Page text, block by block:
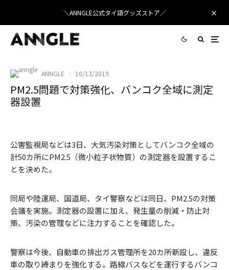
＼ANNGLE公式タイ語グッズストア／
ANNGLE · 10/13/2019
PM2.5問題で対策強化、バンコク全域に測定
器設置
公害監視局などは3日、大気汚染対策としてバンコク全域の
計50カ所にPM2.5（微小粒子状物質）の測定器を設置するこ
とを決めた。
同局や陸運局、国道局、タイ警察などは同日、PM2.5の対策
会議を実施。測定器の設置に加え、発生量の削減・防止対
策、汚染の管理などに注力することを確認した。
警察は今後、自動車の排出ガス管理所を20カ所新設し、違反
車の取り締まりを強化する。路線バスなどを運行するバンコ